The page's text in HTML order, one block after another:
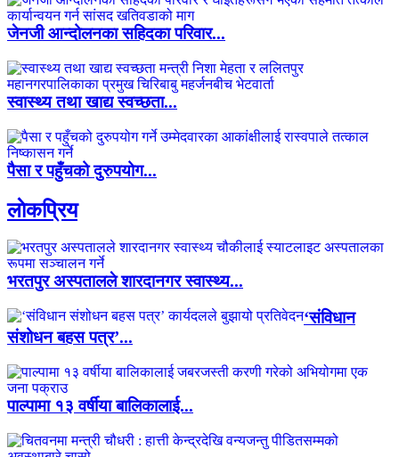
जेनजी आन्दोलनका सहिदका परिवार...
स्वास्थ्य तथा खाद्य स्वच्छता...
पैसा र पहुँचको दुरुपयोग...
लाेकप्रिय
भरतपुर अस्पतालले शारदानगर स्वास्थ्य...
‘संविधान
संशोधन बहस पत्र’...
पाल्पामा १३ वर्षीया बालिकालाई...